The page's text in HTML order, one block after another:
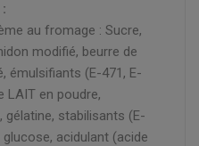
au fromage : Sucre,
modifié, beurre de
émulsifiants (E-471, E-
LAIT en poudre,
gélatine, stabilisants (E-
glucose, acidulant (acide